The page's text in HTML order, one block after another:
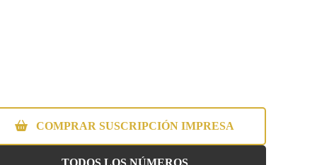
COMPRAR SUSCRIPCIÓN IMPRESA